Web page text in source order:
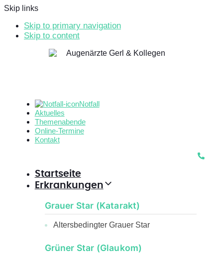
Skip links
Skip to primary navigation
Skip to content
Notfall
Aktuelles
Themenabende
Online-Termine
Kontakt
Startseite
Erkrankungen
Grauer Star (Katarakt)
Altersbedingter Grauer Star
Grüner Star (Glaukom)